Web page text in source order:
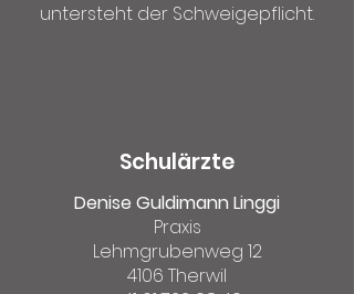
untersteht der Schweigepflicht.
Schulärzte
Denise Guldimann Linggi
Praxis
Lehmgrubenweg 12
4106 Therwil